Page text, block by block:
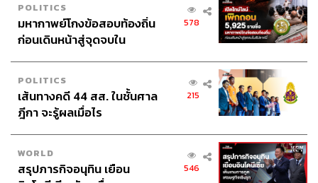
Host & Show Creatorนครินทร์ วนกิจไพบูลย์
Managerปวริศา ตั้งตุลานนท์
Content Creators
ชาคร ฉายเพชร, ธนภาคย์ อิทธิชัยพล,
ภัทรสุดา บุญญศรี, ภัทรพร บุญนำอุดม, อาภาภัทร อารยา
งกูร
Video Editorsวุฒิชัย ถิระบัญชาศักดิ์, อนนต์ พูนเจ้าทรัพย์,
ศุภมิตร เศรษฐลักษณ์
Sound Directorกฤตพล จียะเกียรติ
POLITICS
มหากาพย์โกงข้อสอบท้องถิ่น
ก่อนเดินหน้าสู่จุดจบใน
578
POLITICS
เส้นทางคดี 44 สส. ในชั้นศาล
ฎีกา จะรู้ผลเมื่อไร
215
WORLD
สรุปภารกิจอนุทิน เยือน
546